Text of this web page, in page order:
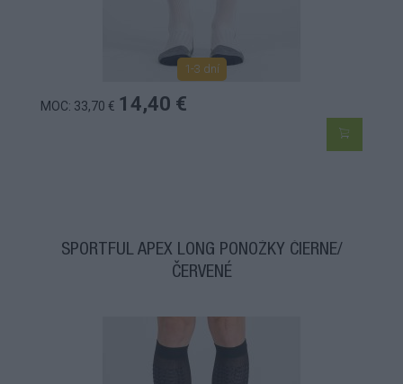
1-3 dní
MOC: 33,70 € 14,40 €
SPORTFUL APEX LONG PONOŽKY ČIERNE/
ČERVENÉ